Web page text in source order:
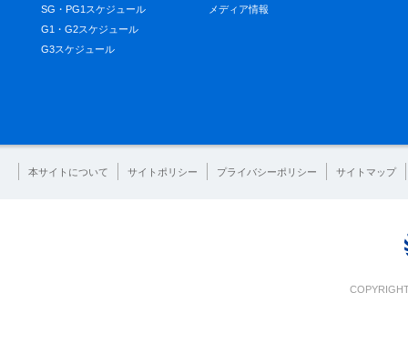
SG・PG1スケジュール
G1・G2スケジュール
G3スケジュール
メディア情報
本サイトについて サイトポリシー プライバシーポリシー サイトマップ